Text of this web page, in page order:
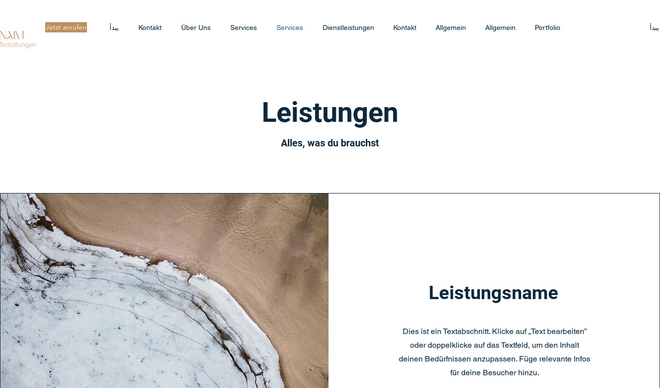
Jetzt anrufen يبدأ Kontakt Über Uns Services Services Dienstleistungen Kontakt Allgemein Allgemein Portfolio يبدأ
Leistungen
Alles, was du brauchst
Leistungsname
Dies ist ein Textabschnitt. Klicke auf „Text bearbeiten”
oder doppelklicke auf das Textfeld, um den Inhalt
deinen Bedürfnissen anzupassen. Füge relevante Infos
für deine Besucher hinzu.